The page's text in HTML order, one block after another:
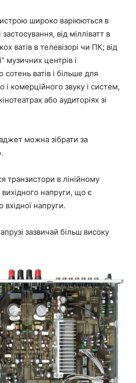
широко варіюються в
від мілліватт в
ватів в телевізорі чи ПК; від
музичних центрів і
сотень ватів і більше для
комерційного звуку і систем,
або аудиторіях зі
можна зібрати за
транзистори в лінійному
напруги, що є
напруги.
зазвичай більш високу